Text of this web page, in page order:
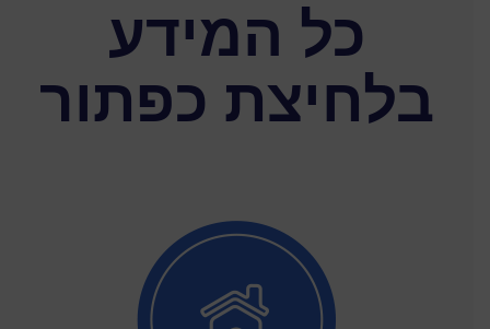
כל המידע
בלחיצת כפתור